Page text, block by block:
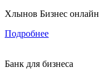
Хлынов Бизнес онлайн
Подробнее
Банк для бизнеса